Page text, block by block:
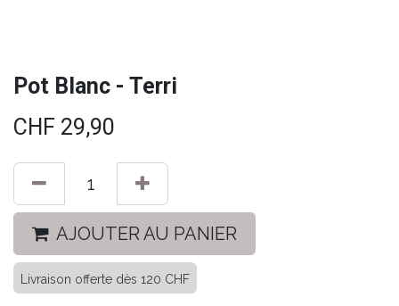
Pot Blanc - Terri
CHF 29,90
AJOUTER AU PANIER
Livraison offerte dès 120 CHF